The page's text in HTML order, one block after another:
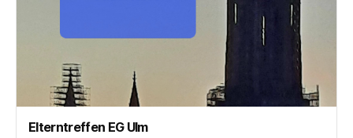
Elterntreffen EG Ulm